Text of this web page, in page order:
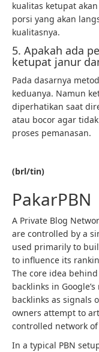
kualitas ketupat
porsi yang akan
kualitasnya.
5. Apakah ada
ketupat janur
Pada dasarnya
keduanya. Namun
diperhatikan saat
atau bocor agar
proses pemanasan.
(brl/tin)
PakarPBN
A Private Blog
are controlled by a
used primarily to
to influence its
The core idea
backlinks in
backlinks as signals
owners attempt to
controlled network of
In a typical PBN